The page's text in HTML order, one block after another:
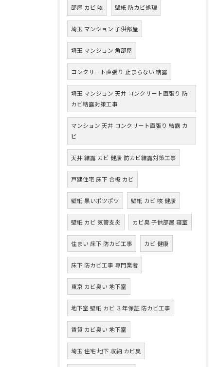
部屋 カビ 咳 壁紙 防カビ処理
埼玉 マンション 子供部屋
埼玉 マンション 角部屋
コンクリート直張り 止まらない 結露
埼玉 マンション 天井 コンクリート直張り 防
カビ結露対策工事
マンション 天井 コンクリート直張り 結露 カ
ビ
天井 結露 カビ 健康 防カビ結露対策工事
戸建住宅 床下 合板 カビ
壁紙 黒いポツポツ 壁紙 カビ 咳 健康
壁紙 カビ 気管支炎 カビ臭 子供部屋 寝室
住まい 床下 防カビ工事 カビ 健康
床下 防カビ工事 専門業者
東京 カビ臭い 地下室
地下室 壁紙 カビ ３年保証 防カビ工事
賃貸 カビ臭い 地下室
埼玉 住宅 地下 収納 カビ臭